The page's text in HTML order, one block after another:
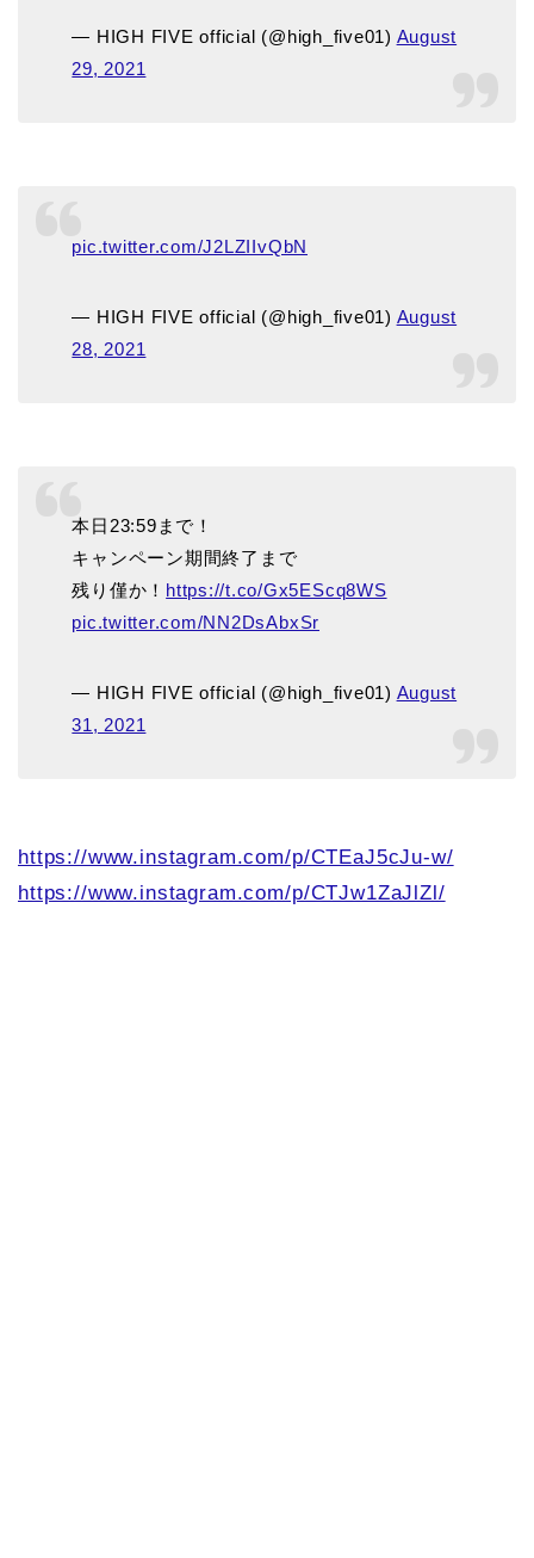
— HIGH FIVE official (@high_five01) August
29, 2021
pic.twitter.com/J2LZIIvQbN
— HIGH FIVE official (@high_five01) August
28, 2021
本日23:59まで！
キャンペーン期間終了まで
残り僅か！ https://t.co/Gx5EScq8WS
pic.twitter.com/NN2DsAbxSr
— HIGH FIVE official (@high_five01) August
31, 2021
https://www.instagram.com/p/CTEaJ5cJu-w/
https://www.instagram.com/p/CTJw1ZaJlZl/